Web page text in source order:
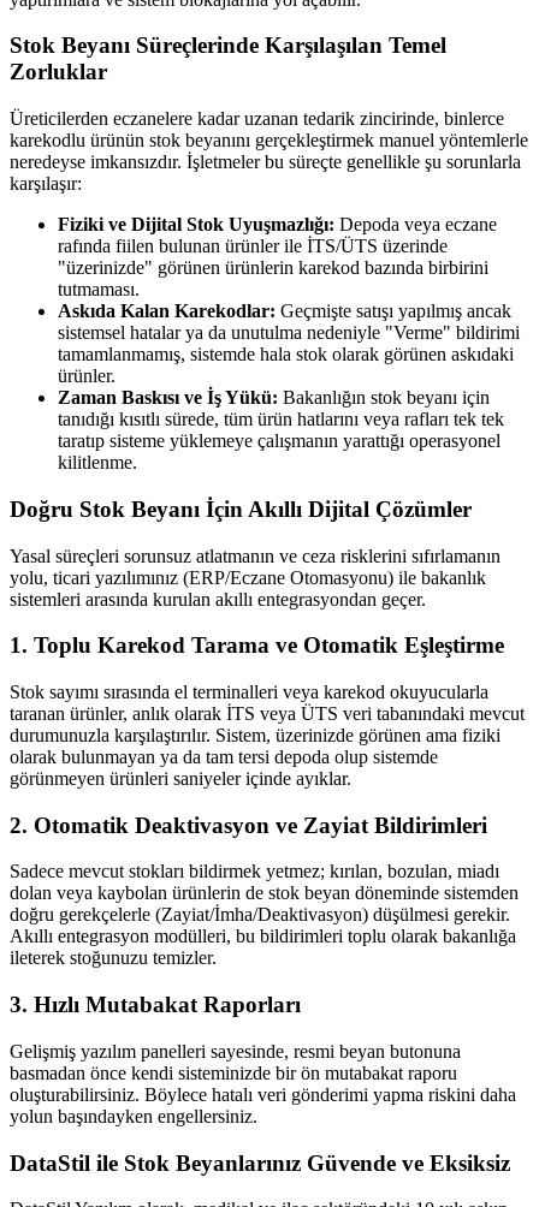
Stok Beyanı Süreçlerinde Karşılaşılan Temel
Zorluklar
Üreticilerden eczanelere kadar uzanan tedarik zincirinde, binlerce
karekodlu ürünün stok beyanını gerçekleştirmek manuel yöntemlerle
neredeyse imkansızdır. İşletmeler bu süreçte genellikle şu sorunlarla
karşılaşır:
Fiziki ve Dijital Stok Uyuşmazlığı: Depoda veya eczane
rafında fiilen bulunan ürünler ile İTS/ÜTS üzerinde
"üzerinizde" görünen ürünlerin karekod bazında birbirini
tutmaması.
Askıda Kalan Karekodlar: Geçmişte satışı yapılmış ancak
sistemsel hatalar ya da unutulma nedeniyle "Verme" bildirimi
tamamlanmamış, sistemde hala stok olarak görünen askıdaki
ürünler.
Zaman Baskısı ve İş Yükü: Bakanlığın stok beyanı için
tanıdığı kısıtlı sürede, tüm ürün hatlarını veya rafları tek tek
taratıp sisteme yüklemeye çalışmanın yarattığı operasyonel
kilitlenme.
Doğru Stok Beyanı İçin Akıllı Dijital Çözümler
Yasal süreçleri sorunsuz atlatmanın ve ceza risklerini sıfırlamanın
yolu, ticari yazılımınız (ERP/Eczane Otomasyonu) ile bakanlık
sistemleri arasında kurulan akıllı entegrasyondan geçer.
1. Toplu Karekod Tarama ve Otomatik Eşleştirme
Stok sayımı sırasında el terminalleri veya karekod okuyucularla
taranan ürünler, anlık olarak İTS veya ÜTS veri tabanındaki mevcut
durumunuzla karşılaştırılır. Sistem, üzerinizde görünen ama fiziki
olarak bulunmayan ya da tam tersi depoda olup sistemde
görünmeyen ürünleri saniyeler içinde ayıklar.
2. Otomatik Deaktivasyon ve Zayiat Bildirimleri
Sadece mevcut stokları bildirmek yetmez; kırılan, bozulan, miadı
dolan veya kaybolan ürünlerin de stok beyan döneminde sistemden
doğru gerekçelerle (Zayiat/İmha/Deaktivasyon) düşülmesi gerekir.
Akıllı entegrasyon modülleri, bu bildirimleri toplu olarak bakanlığa
ileterek stoğunuzu temizler.
3. Hızlı Mutabakat Raporları
Gelişmiş yazılım panelleri sayesinde, resmi beyan butonuna
basmadan önce kendi sisteminizde bir ön mutabakat raporu
oluşturabilirsiniz. Böylece hatalı veri gönderimi yapma riskini daha
yolun başındayken engellersiniz.
DataStil ile Stok Beyanlarınız Güvende ve Eksiksiz